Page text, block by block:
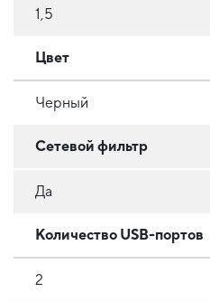
1,5
Цвет
Черный
Сетевой фильтр
Да
Количество USB-портов
2